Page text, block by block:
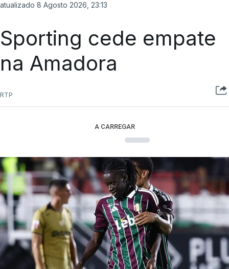
atualizado 8 Agosto 2026, 23:13
Sporting cede empate
na Amadora
RTP
A CARREGAR